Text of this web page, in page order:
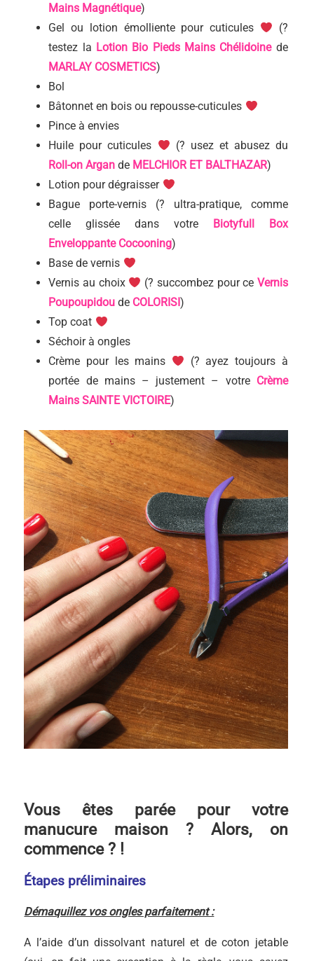
Mains Magnétique)
Gel ou lotion émolliente pour cuticules
(?
testez la Lotion Bio Pieds Mains Chélidoinede
MARLAY COSMETICS)
Bol
Bâtonnet en bois ou repousse-cuticules
Pince à envies
Huile pour cuticules
(? usez et abusez du
Roll-on Argan de MELCHIOR ET BALTHAZAR)
Lotion pour dégraisser
Bague porte-vernis (? ultra-pratique, comme
celle glissée dans votre Biotyfull Box
Enveloppante Cocooning)
Base de vernis
Vernis au choix
(? succombez pour ce Vernis
Poupoupidou de COLORISI)
Top coat
Séchoir à ongles
Crème pour les mains
(? ayez toujours à
portée de mains – justement – votre Crème
Mains SAINTE VICTOIRE)
Vous êtes parée pour votre
manucure maison ? Alors, on
commence ? !
Étapes préliminaires
Démaquillez vos ongles parfaitement :
A l’aide d’un dissolvant naturel et de coton jetable